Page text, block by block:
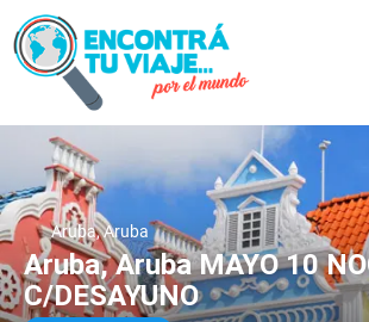
Aruba, Aruba
Aruba, Aruba MAYO 10
C/DESAYUNO